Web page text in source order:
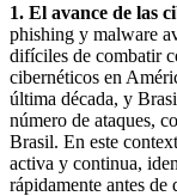
1. El avance de las
phishing y malware
difíciles de combatir
cibernéticos en
última década, y
número de ataques,
Brasil. En este
activa y continua,
rápidamente antes de